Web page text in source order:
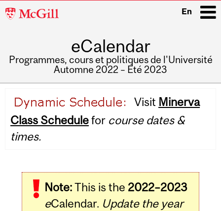
McGill
En
eCalendar
Programmes, cours et politiques de l'Université
Automne 2022 – Été 2023
navigation
Visit Minerva
Class Schedulefor course dates &
times.
Note:This is the 2022–2023
eCalendar. Update the year